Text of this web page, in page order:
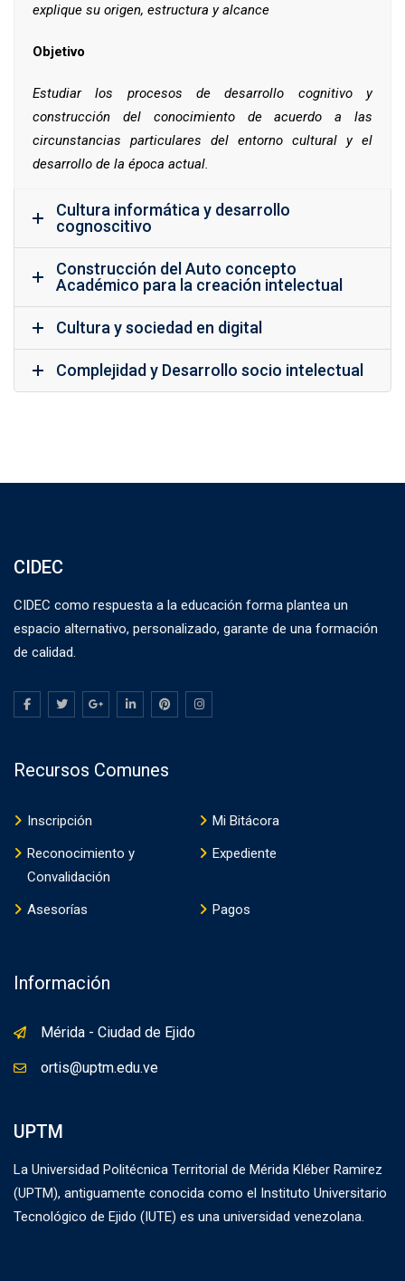
explique su origen, estructura y alcance
Objetivo
Estudiar los procesos de desarrollo cognitivo y
construcción del conocimiento de acuerdo a las
circunstancias particulares del entorno cultural y el
desarrollo de la época actual.
Cultura informática y desarrollo
cognoscitivo
Construcción del Auto concepto
Académico para la creación intelectual
Cultura y sociedad en digital
Complejidad y Desarrollo socio intelectual
CIDEC
CIDEC como respuesta a la educación forma plantea un
espacio alternativo, personalizado, garante de una formación
de calidad.
Recursos Comunes
Inscripción
Mi Bitácora
Reconocimiento y
Convalidación
Expediente
Asesorías Pagos
Información
Mérida - Ciudad de Ejido
ortis@uptm.edu.ve
UPTM
La Universidad Politécnica Territorial de Mérida Kléber Ramirez
(UPTM), antiguamente conocida como el Instituto Universitario
Tecnológico de Ejido (IUTE) es una universidad venezolana.